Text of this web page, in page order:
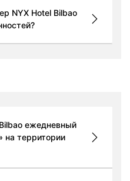
NYX Hotel Bilbao
ежедневный
на территории